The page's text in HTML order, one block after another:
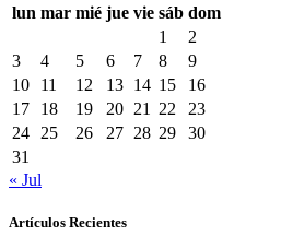
lun mar mié jue vie sáb dom
1
2
3
4 5 6 7 8
9
10
11 12 13 14 15
16
17
18 19 20 21 22
23
24
25 26 27 28 29
30
31
« Jul
Artículos Recientes